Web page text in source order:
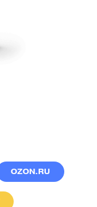
OZON.RU